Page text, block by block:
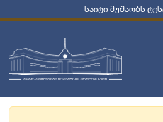
საიტი მუშაობს